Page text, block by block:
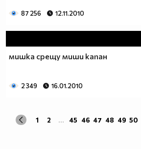
87 256 12.11.2010
мишка срещу миши капан
2 349 16.01.2010
1 2 ... 45 46 47 48 49 50